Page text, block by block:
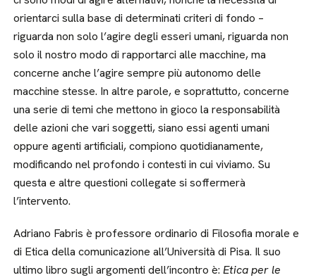
orientarci sulla base di determinati criteri di fondo –
riguarda non solo l’agire degli esseri umani, riguarda non
solo il nostro modo di rapportarci alle macchine, ma
concerne anche l’agire sempre più autonomo delle
macchine stesse. In altre parole, e soprattutto, concerne
una serie di temi che mettono in gioco la responsabilità
delle azioni che vari soggetti, siano essi agenti umani
oppure agenti artificiali, compiono quotidianamente,
modificando nel profondo i contesti in cui viviamo. Su
questa e altre questioni collegate si soffermerà
l’intervento.
Adriano Fabris è professore ordinario di Filosofia morale e
di Etica della comunicazione all’Università di Pisa. Il suo
ultimo libro sugli argomenti dell’incontro è:Etica per le